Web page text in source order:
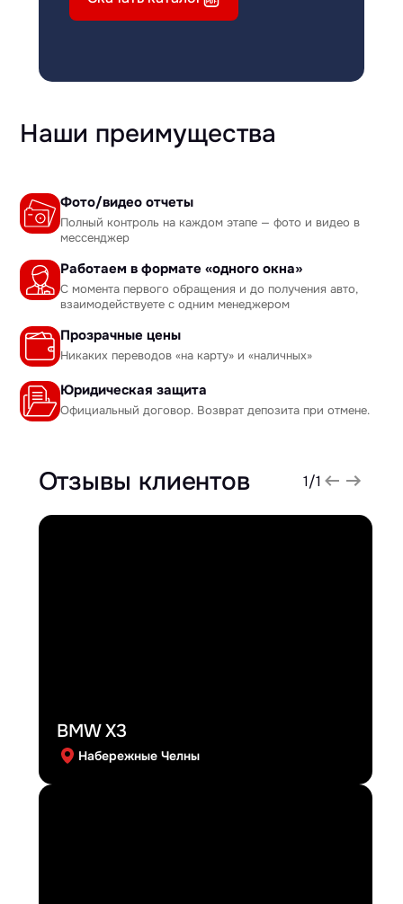
Наши преимущества
Фото/видео отчеты
Полный контроль на каждом этапе — фото и видео в
мессенджер
Работаем в формате «одного окна»
С момента первого обращения и до получения авто,
взаимодействуете с одним менеджером
Прозрачные цены
Никаких переводов «на карту» и «наличных»
Юридическая защита
Официальный договор. Возврат депозита при отмене.
Отзывы клиентов 1/1
BMW X3
Набережные Челны